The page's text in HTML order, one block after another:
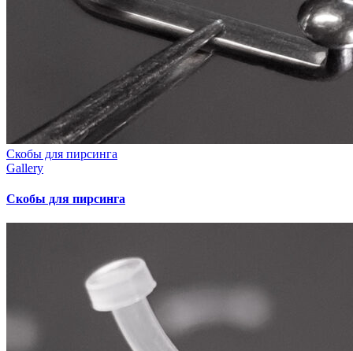
Скобы для пирсинга
Gallery
Скобы для пирсинга